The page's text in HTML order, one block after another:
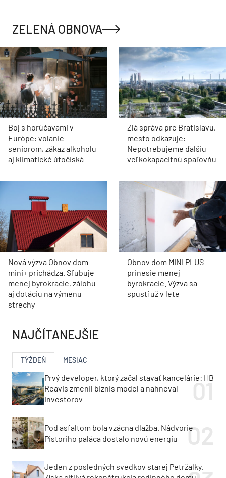
ZELENÁ OBNOVA
Boj s horúčavami v
Európe: volanie
seniorom, zákaz alkoholu
aj klimatické útočiská
Zlá správa pre Bratislavu,
mesto odkazuje:
Nepotrebujeme ďalšiu
veľkokapacitnú spaľovňu
Nová výzva Obnov dom
mini+ prichádza. Sľubuje
menej byrokracie, zálohu
aj dotáciu na výmenu
strechy
Obnov dom MINI PLUS
prinesie menej
byrokracie. Výzva sa
spustí už v lete
NAJČÍTANEJŠIE
TÝŽDEŇ MESIAC
Prvý developer, ktorý začal stavať kancelárie: HB
Reavis zmenil biznis model a nahneval
investorov
Pod asfaltom bola vzácna dlažba. Nádvorie
Pistoriho paláca dostalo novú energiu
Jeden z posledných svedkov starej Petržalky.